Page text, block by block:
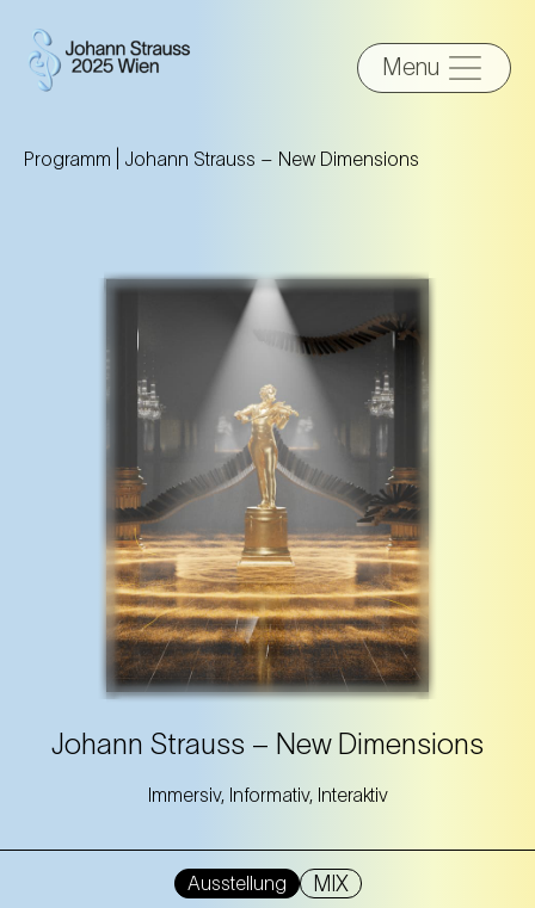
Menu
Programm | Johann Strauss – New Dimensions
Johann Strauss – New Dimensions
Immersiv, Informativ, Interaktiv
Ausstellung MIX